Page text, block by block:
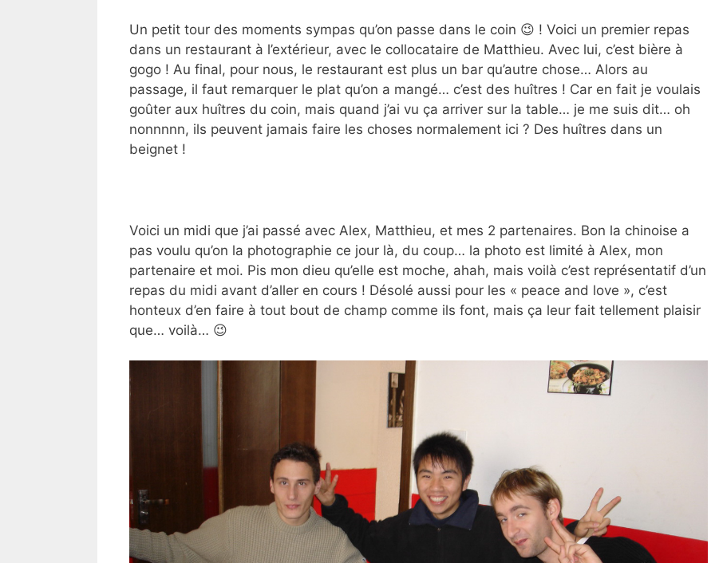
Un petit tour des moments sympas qu’on passe dans le coin 😉 ! Voici un premier repas
dans un restaurant à l’extérieur, avec le collocataire de Matthieu. Avec lui, c’est bière à
gogo ! Au final, pour nous, le restaurant est plus un bar qu’autre chose… Alors au
passage, il faut remarquer le plat qu’on a mangé… c’est des huîtres ! Car en fait je voulais
goûter aux huîtres du coin, mais quand j’ai vu ça arriver sur la table… je me suis dit… oh
nonnnnn, ils peuvent jamais faire les choses normalement ici ? Des huîtres dans un
beignet !
Voici un midi que j’ai passé avec Alex, Matthieu, et mes 2 partenaires. Bon la chinoise a
pas voulu qu’on la photographie ce jour là, du coup… la photo est limité à Alex, mon
partenaire et moi. Pis mon dieu qu’elle est moche, ahah, mais voilà c’est représentatif d’un
repas du midi avant d’aller en cours ! Désolé aussi pour les « peace and love », c’est
honteux d’en faire à tout bout de champ comme ils font, mais ça leur fait tellement plaisir
que… voilà… 😉